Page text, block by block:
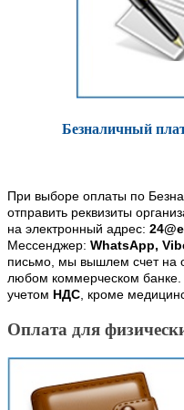
Безналичный
При выборе оплаты по
отправить реквизиты
на электронный адрес:
Мессенджер: WhatsApp,
письмо, мы вышлем счет на
любом коммерческом
учетом НДС, кроме
Оплата для